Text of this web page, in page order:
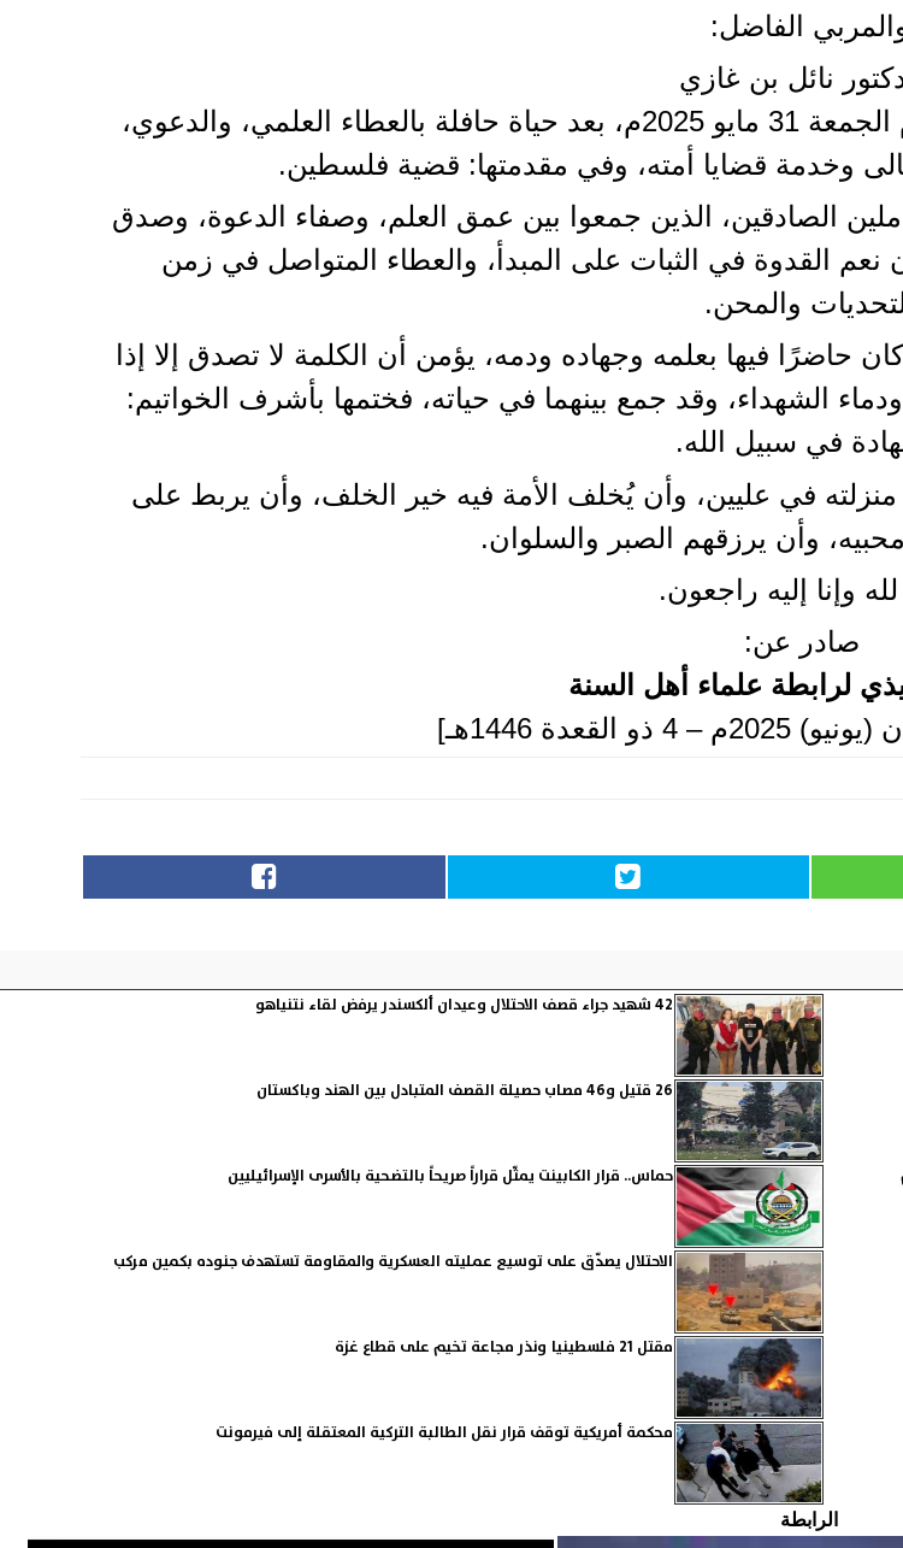
الفاضل:
نائل بن غازي
الذي ارتقى شهيدًا – بإذن الله – في غزة الأبية، يوم الجمعة 31 مايو 2025م، بعد حياة حافلة بالعطاء العلمي، والدعوي،
وخدمة قضايا أمته، وفي مقدمتها: قضية فلسطين.
الصادقين، الذين جمعوا بين عمق العلم، وصفاء الدعوة، وصدق
القدوة في الثبات على المبدأ، والعطاء المتواصل في زمن
التحديات والمحن.
حاضرًا فيها بعلمه وجهاده ودمه، يؤمن أن الكلمة لا تصدق إلا إذا
ودماء الشهداء، وقد جمع بينهما في حياته، فختمها بأشرف الخواتيم:
في سبيل الله.
منزلته في عليين، وأن يُخلف الأمة فيه خير الخلف، وأن يربط على
وأن يرزقهم الصبر والسلوان.
لله وإنا إليه راجعون.
صادر عن:
لرابطة علماء أهل السنة
42 شهيد جراء قصف الاحتلال وعيدان ألكسندر يرفض لقاء نتنياهو
26 قتيل و46 مصاب حصيلة القصف المتبادل بين الهند وباكستان
حماس.. قرار الكابينت يمثّل قراراً صريحاً بالتضحية بالأسرى الإسرائيليين
الاحتلال يصدّق على توسيع عمليته العسكرية والمقاومة تستهدف جنوده بكمين مركب
مقتل 21 فلسطينيا ونذر مجاعة تخيم على قطاع غزة
محكمة أمريكية توقف قرار نقل الطالبة التركية المعتقلة إلى فيرمونت
الرابطة